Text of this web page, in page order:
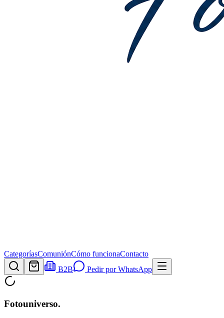
CategoríasComuniónCómo funcionaContacto
B2B
Pedir por WhatsApp
Fotouniverso.